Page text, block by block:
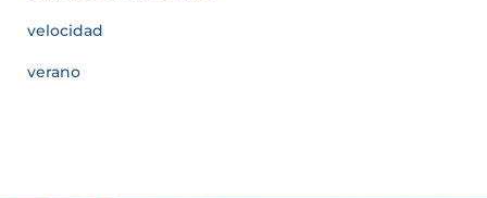
velocidad
verano